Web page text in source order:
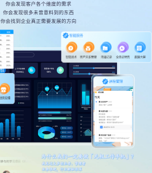
你会发现客户各个维度的需求
你会发现很多未曾意料到的东西
你会找到企业真正需要发展的方向